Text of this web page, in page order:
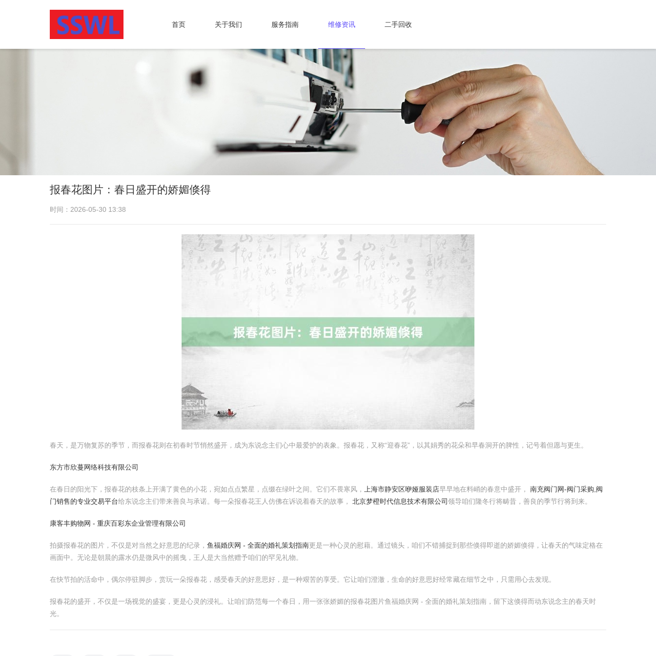
首页 关于我们 服务指南 维修资讯 二手回收
报春花图片：春日盛开的娇媚倏得
时间：2026-05-30 13:38
春天，是万物复苏的季节，而报春花则在初春时节悄然盛开，成为东说念主们心中最爱护的表象。报春花，又称“迎春花”，以其娟秀的花朵和早春洞开的脾性，记号着但愿与更生。
东方市欣蔓网络科技有限公司
在春日的阳光下，报春花的枝条上开满了黄色的小花，宛如点点繁星，点缀在绿叶之间。它们不畏寒风， 上海市静安区咿娅服装店早早地在料峭的春意中盛开， 南充阀门网-阀门采购,阀
门销售的专业交易平台给东说念主们带来善良与承诺。每一朵报春花王人仿佛在诉说着春天的故事， 北京梦橙时代信息技术有限公司领导咱们隆冬行将畴昔，善良的季节行将到来。
康客丰购物网 - 重庆百彩东企业管理有限公司
拍摄报春花的图片，不仅是对当然之好意思的纪录， 鱼福婚庆网 - 全面的婚礼策划指南更是一种心灵的慰藉。通过镜头，咱们不错捕捉到那些倏得即逝的娇媚倏得，让春天的气味定格在
画面中。无论是朝晨的露水仍是微风中的摇曳，王人是大当然赠予咱们的罕见礼物。
在快节拍的活命中，偶尔停驻脚步，赏玩一朵报春花，感受春天的好意思好，是一种艰苦的享受。它让咱们澄澈，生命的好意思好经常藏在细节之中，只需用心去发现。
报春花的盛开，不仅是一场视觉的盛宴，更是心灵的浸礼。让咱们防范每一个春日，用一张张娇媚的报春花图片鱼福婚庆网 - 全面的婚礼策划指南，留下这倏得而动东说念主的春天时
光。